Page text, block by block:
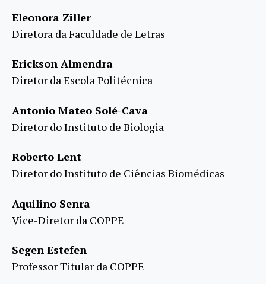
Eleonora Ziller
Diretora da Faculdade de Letras
Erickson Almendra
Diretor da Escola Politécnica
Antonio Mateo Solé-Cava
Diretor do Instituto de Biologia
Roberto Lent
Diretor do Instituto de Ciências Biomédicas
Aquilino Senra
Vice-Diretor da COPPE
Segen Estefen
Professor Titular da COPPE